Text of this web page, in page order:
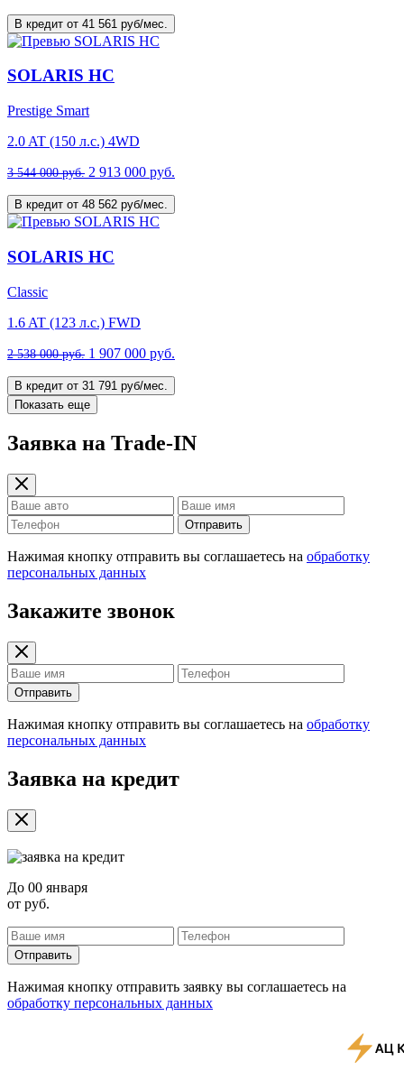
В кредит от 41 561 руб/мес.
SOLARIS HC
Prestige Smart
2.0 AT (150 л.с.) 4WD
3 544 000 руб. 2 913 000 руб.
В кредит от 48 562 руб/мес.
SOLARIS HC
Classic
1.6 AT (123 л.с.) FWD
2 538 000 руб. 1 907 000 руб.
В кредит от 31 791 руб/мес.
Показать еще
Заявка на Trade-IN
Отправить
Нажимая кнопку отправить вы соглашаетесь на обработку
персональных данных
Закажите звонок
Отправить
Нажимая кнопку отправить вы соглашаетесь на обработку
персональных данных
Заявка на кредит
До 00 января
от руб.
Отправить
Нажимая кнопку отправить заявку вы соглашаетесь на
обработку персональных данных